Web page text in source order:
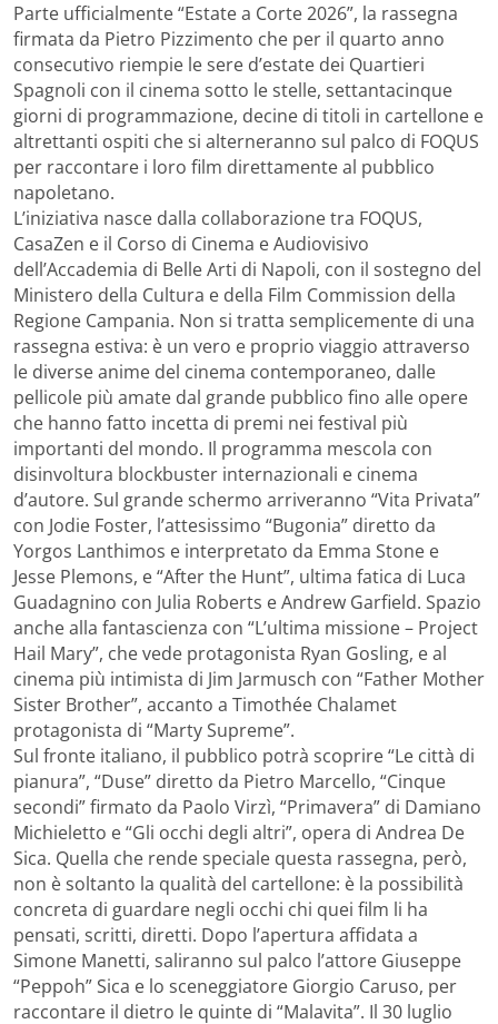
Parte ufficialmente “Estate a Corte 2026”, la rassegna
firmata da Pietro Pizzimento che per il quarto anno
consecutivo riempie le sere d’estate dei Quartieri
Spagnoli con il cinema sotto le stelle, settantacinque
giorni di programmazione, decine di titoli in cartellone e
altrettanti ospiti che si alterneranno sul palco di FOQUS
per raccontare i loro film direttamente al pubblico
napoletano.
L’iniziativa nasce dalla collaborazione tra FOQUS,
CasaZen e il Corso di Cinema e Audiovisivo
dell’Accademia di Belle Arti di Napoli, con il sostegno del
Ministero della Cultura e della Film Commission della
Regione Campania. Non si tratta semplicemente di una
rassegna estiva: è un vero e proprio viaggio attraverso
le diverse anime del cinema contemporaneo, dalle
pellicole più amate dal grande pubblico fino alle opere
che hanno fatto incetta di premi nei festival più
importanti del mondo. Il programma mescola con
disinvoltura blockbuster internazionali e cinema
d’autore. Sul grande schermo arriveranno “Vita Privata”
con Jodie Foster, l’attesissimo “Bugonia” diretto da
Yorgos Lanthimos e interpretato da Emma Stone e
Jesse Plemons, e “After the Hunt”, ultima fatica di Luca
Guadagnino con Julia Roberts e Andrew Garfield. Spazio
anche alla fantascienza con “L’ultima missione – Project
Hail Mary”, che vede protagonista Ryan Gosling, e al
cinema più intimista di Jim Jarmusch con “Father Mother
Sister Brother”, accanto a Timothée Chalamet
protagonista di “Marty Supreme”.
Sul fronte italiano, il pubblico potrà scoprire “Le città di
pianura”, “Duse” diretto da Pietro Marcello, “Cinque
secondi” firmato da Paolo Virzì, “Primavera” di Damiano
Michieletto e “Gli occhi degli altri”, opera di Andrea De
Sica. Quella che rende speciale questa rassegna, però,
non è soltanto la qualità del cartellone: è la possibilità
concreta di guardare negli occhi chi quei film li ha
pensati, scritti, diretti. Dopo l’apertura affidata a
Simone Manetti, saliranno sul palco l’attore Giuseppe
“Peppoh” Sica e lo sceneggiatore Giorgio Caruso, per
raccontare il dietro le quinte di “Malavita”. Il 30 luglio